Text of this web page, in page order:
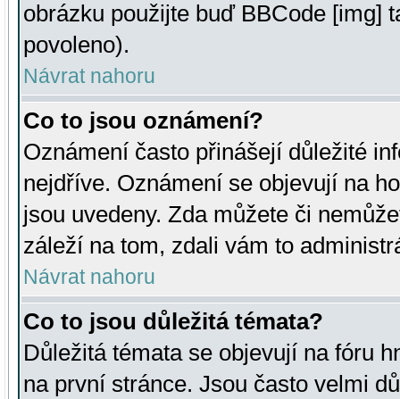
obrázku použijte buď BBCode [img]
povoleno).
Návrat nahoru
Co to jsou oznámení?
Oznámení často přinášejí důležité
nejdříve. Oznámení se objevují na
jsou uvedeny. Zda můžete či
záleží na tom, zdali vám to
Návrat nahoru
Co to jsou důležitá témata?
Důležitá témata se objevují na fóru
na první stránce. Jsou často velmi